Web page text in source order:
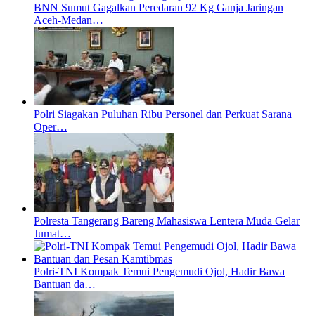
BNN Sumut Gagalkan Peredaran 92 Kg Ganja Jaringan
Aceh-Medan…
Polri Siagakan Puluhan Ribu Personel dan Perkuat Sarana
Oper…
Polresta Tangerang Bareng Mahasiswa Lentera Muda Gelar
Jumat…
Polri-TNI Kompak Temui Pengemudi Ojol, Hadir Bawa
Bantuan da…